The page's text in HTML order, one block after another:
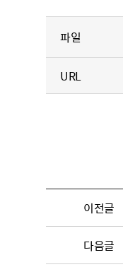
파일
URL
이전글
다음글